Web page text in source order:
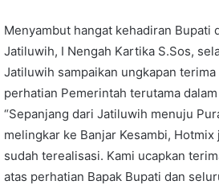
Menyambut hangat kehadiran Bupati
Jatiluwih, I Nengah Kartika S.Sos,
Jatiluwih sampaikan ungkapan terima
perhatian Pemerintah terutama
“Sepanjang dari Jatiluwih menuju
melingkar ke Banjar Kesambi, Hotmix
sudah terealisasi. Kami ucapkan
atas perhatian Bapak Bupati dan